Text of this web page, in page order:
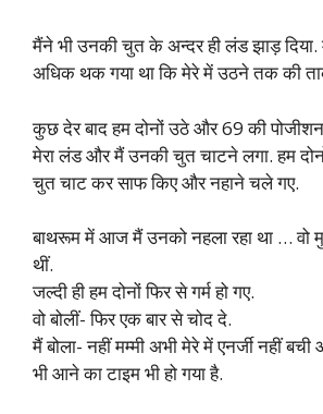
मैंने भी उनकी चुत के अन्दर ही लंड झाड़
अधिक थक गया था कि मेरे में उठने तक की
कुछ देर बाद हम दोनों उठे और 69 की
मेरा लंड और मैं उनकी चुत चाटने लगा. हम
चुत चाट कर साफ किए और नहाने चले गए.
बाथरूम में आज मैं उनको नहला रहा था … वो
थीं.
जल्दी ही हम दोनों फिर से गर्म हो गए.
वो बोलीं- फिर एक बार से चोद दे.
मैं बोला- नहीं मम्मी अभी मेरे में एनर्जी नहीं
भी आने का टाइम भी हो गया है.